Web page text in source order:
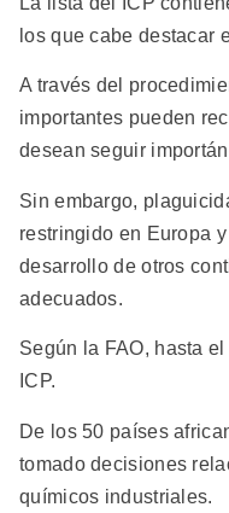
los que cabe destacar
A través del
importantes pueden
desean seguir
Sin embargo,
restringido en Europa
desarrollo de otros
adecuados.
Según la FAO, hasta
ICP.
De los 50 países
tomado decisiones
químicos industriales.